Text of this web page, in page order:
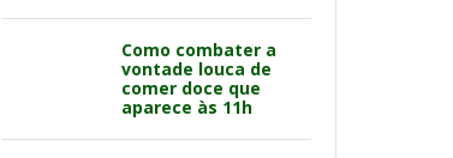
Como combater a
vontade louca de
comer doce que
aparece às 11h